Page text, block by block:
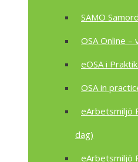
SAMO
OSA Online –
eOSA i
OSA in
eArbetsmiljö
dag)
eArbetsmiljö